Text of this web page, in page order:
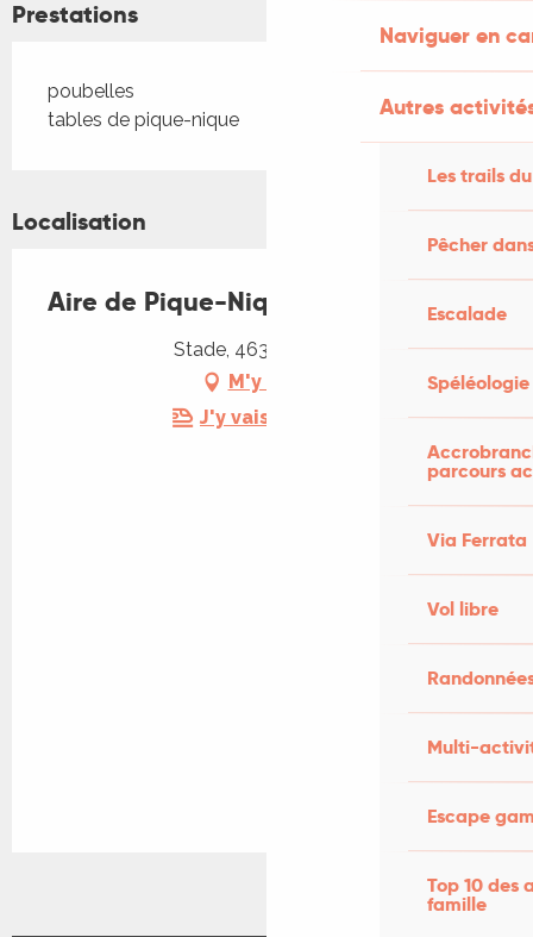
Naviguer en
Autres
Les trails
Pêcher
Escalade
Spéléologie
parcours
Via Ferrata
Vol libre
Multi-
Escape
Top 10 des
famille
Prestations
poubelles
tables de pique-nique
Localisation
Aire de Pique-Nique du Stade
Stade, 46340 Salviac
M'y rendre
J'y vais en train !